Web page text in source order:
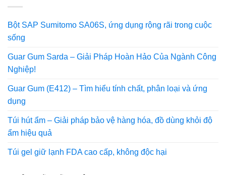
Bột SAP Sumitomo SA06S, ứng dụng rộng rãi trong cuộc
sống
Guar Gum Sarda – Giải Pháp Hoàn Hảo Của Ngành Công
Nghiệp!
Guar Gum (E412) – Tìm hiểu tính chất, phân loại và ứng
dụng
Túi hút ẩm – Giải pháp bảo vệ hàng hóa, đồ dùng khỏi độ
ẩm hiệu quả
Túi gel giữ lạnh FDA cao cấp, không độc hại